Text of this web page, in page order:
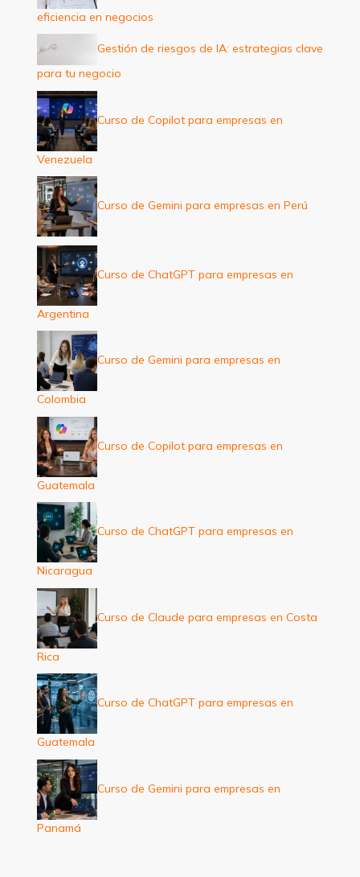
eficiencia en negocios
Gestión de riesgos de IA: estrategias clave
para tu negocio
Curso de Copilot para empresas en
Venezuela
Curso de Gemini para empresas en Perú
Curso de ChatGPT para empresas en
Argentina
Curso de Gemini para empresas en
Colombia
Curso de Copilot para empresas en
Guatemala
Curso de ChatGPT para empresas en
Nicaragua
Curso de Claude para empresas en Costa
Rica
Curso de ChatGPT para empresas en
Guatemala
Curso de Gemini para empresas en
Panamá